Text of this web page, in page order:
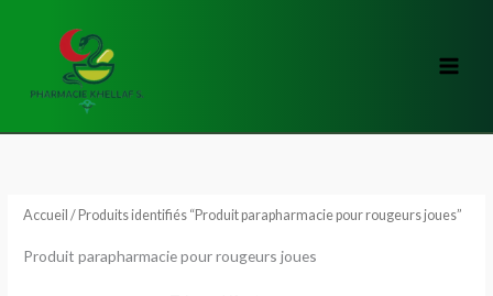
Accueil / Produits identifiés “Produit parapharmacie pour rougeurs joues”
Produit parapharmacie pour rougeurs joues